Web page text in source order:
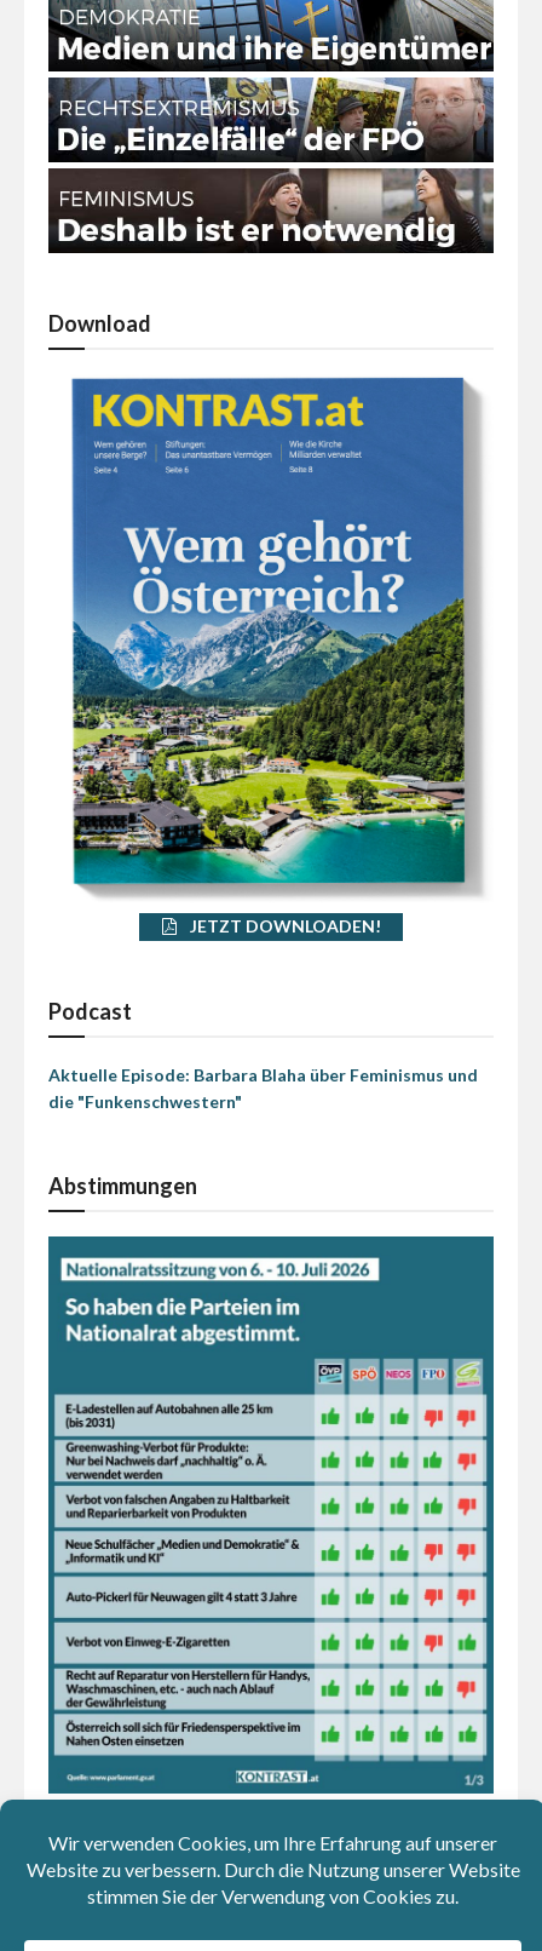
Download
JETZT DOWNLOADEN!
Podcast
Aktuelle Episode: Barbara Blaha über Feminismus und
die "Funkenschwestern"
Abstimmungen
Kolumnen